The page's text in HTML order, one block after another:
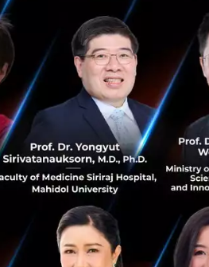
Partners
New Day Ventures Limited ถือ
ติบโตอย่างไม่หยุดนิ่ง ด้วยจุดแข็
ตสาหกรรม โดยบริษัทตั้งใจที่จะผ
น้าร้าน QingGui Huang CEO แล
ารที่ Alibaba International เข้า
สบการณ์การช็อปปิ้งออนไลน์สำห